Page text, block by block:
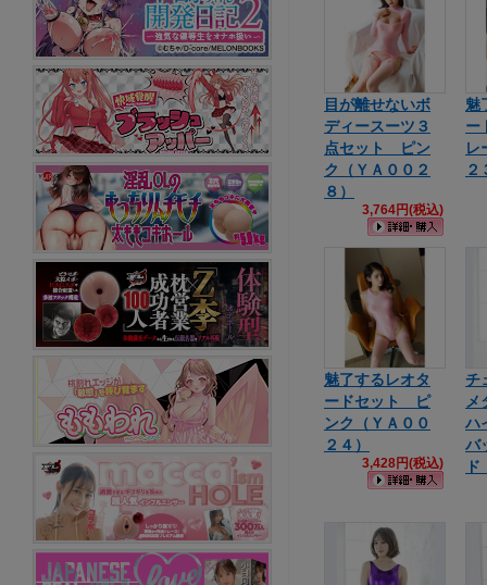
目が離せないボ
ディースーツ３
点セット ピン
ク（ＹＡ００２
８）
3,764円(税込)
魅
ー
レ
２
魅了するレオタ
ードセット ピ
ンク（ＹＡ００
２４）
3,428円(税込)
チ
メ
ハ
バ